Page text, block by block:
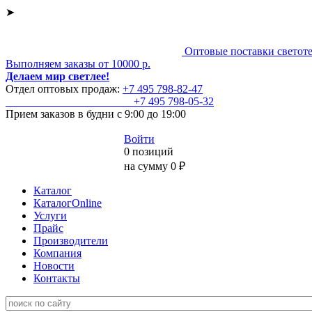
➤
Оптовые поставки
Выполняем заказы от 10000 р.
Делаем мир светлее!
Отдел оптовых продаж: +7 495 798-82-47
+7 495 798-05-32
Прием заказов в будни с 9:00 до 19:00
Войти
0 позиций
на сумму 0 ₽
Каталог
КаталогOnline
Услуги
Прайс
Производители
Компания
Новости
Контакты